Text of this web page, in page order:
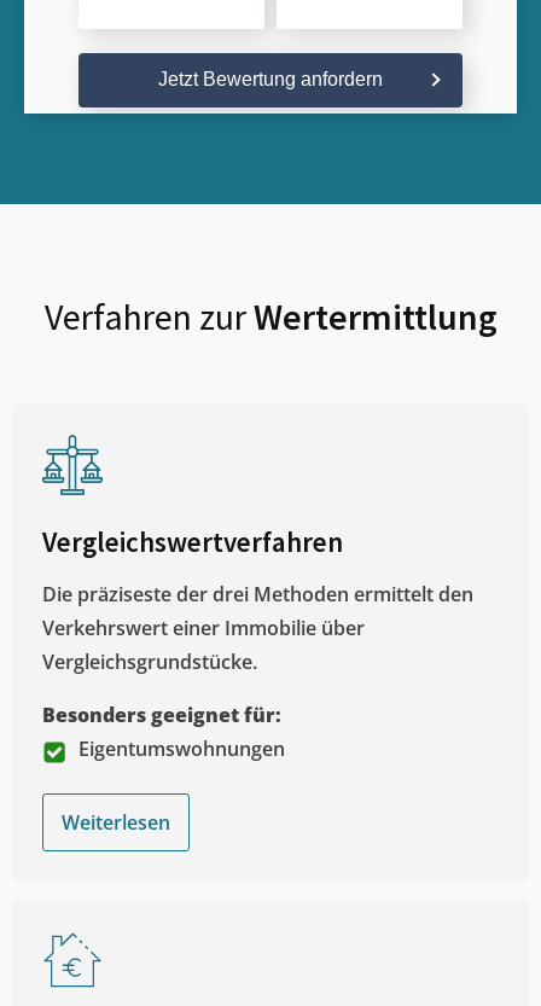
Jetzt Bewertung anfordern
Verfahren zurWertermittlung
Vergleichswertverfahren
Die präziseste der drei Methoden ermittelt den
Verkehrswert einer Immobilie über
Vergleichsgrundstücke.
Besonders geeignet für:
Eigentumswohnungen
Weiterlesen